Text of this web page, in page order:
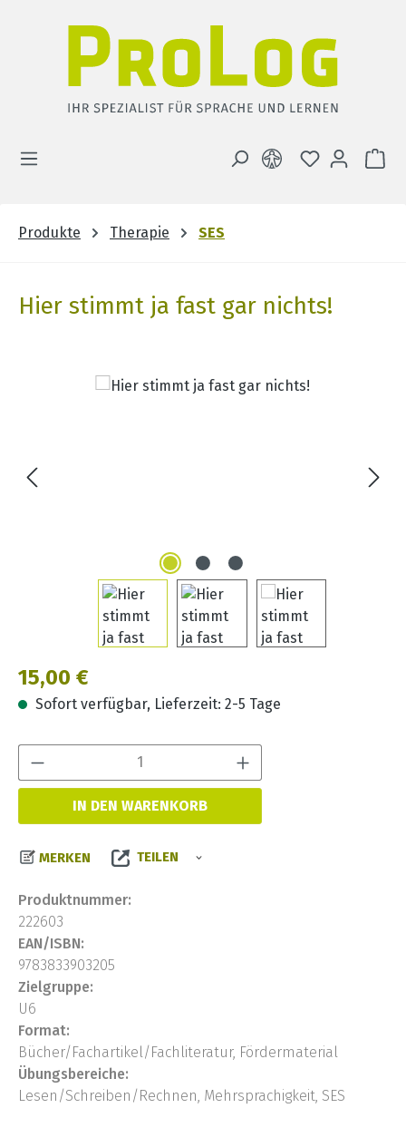
DU HAST 0
Produkte Therapie SES
Hier stimmt ja fast gar nichts!
Bildergalerie überspringen
Regulärer Preis:
15,00 €
Sofort verfügbar, Lieferzeit: 2-5 Tage
IN DEN WARENKORB
MERKEN TEILEN
Produktnummer:
222603
EAN/ISBN:
9783833903205
Zielgruppe:
U6
Format:
Bücher/Fachartikel/Fachliteratur, Fördermaterial
Übungsbereiche:
Lesen/Schreiben/Rechnen, Mehrsprachigkeit, SES